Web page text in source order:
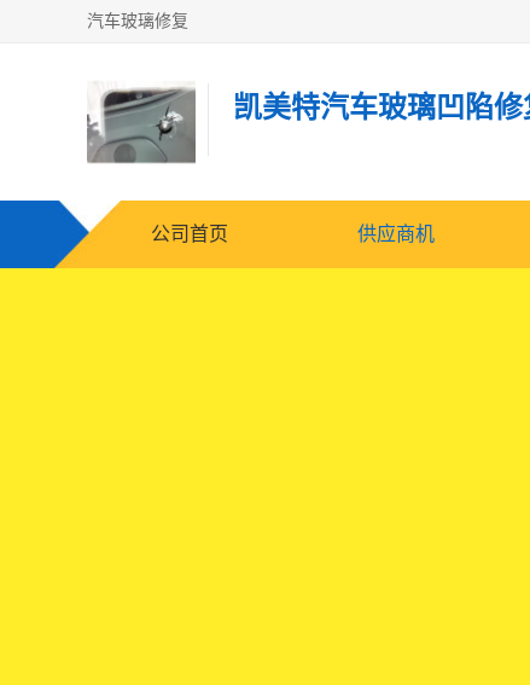
汽车玻璃修复
凯美特汽车玻璃凹陷修
公司首页 供应商机